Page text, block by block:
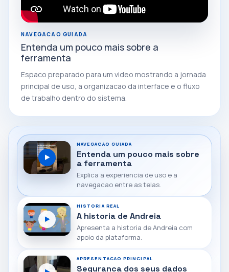
NAVEGACAO GUIADA
Entenda um pouco mais sobre a
ferramenta
Espaco preparado para um video mostrando a jornada
principal de uso, a organizacao da interface e o fluxo
de trabalho dentro do sistema.
NAVEGACAO GUIADA
Entenda um pouco mais sobre
a ferramenta
Explica a experiencia de uso e a
navegacao entre as telas.
HISTORIA REAL
A historia de Andreia
Apresenta a historia de Andreia com
apoio da plataforma.
APRESENTACAO PRINCIPAL
Seguranca dos seus dados